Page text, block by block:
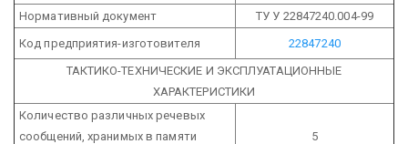
Нормативный документ
ТУ У 22847240.004-99
Код предприятия-изготовителя
22847240
ТАКТИКО-ТЕХНИЧЕСКИЕ И ЭКСПЛУАТАЦИОННЫЕ
ХАРАКТЕРИСТИКИ
Количество различных речевых
сообщений, хранимых в памяти
5